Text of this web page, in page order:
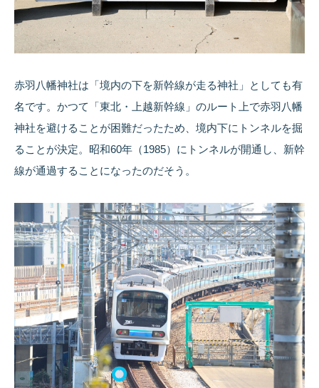
赤羽八幡神社は「境内の下を新幹線が走る神社」としても有
名です。かつて「東北・上越新幹線」のルート上で赤羽八幡
神社を避けることが困難だったため、境内下にトンネルを掘
ることが決定。昭和60年（1985）にトンネルが開通し、新幹
線が通過することになったのだそう。